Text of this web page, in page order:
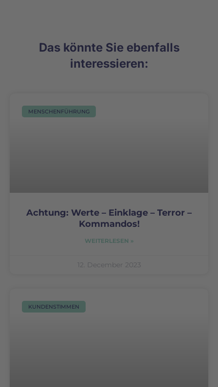
Das könnte Sie ebenfalls
interessieren:
MENSCHENFÜHRUNG
Achtung: Werte – Einklage – Terror –
Kommandos!
WEITERLESEN »
12. December 2023
KUNDENSTIMMEN